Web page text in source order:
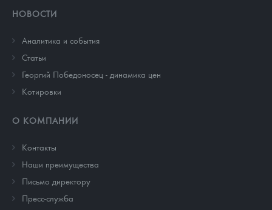
НОВОСТИ
Аналитика и события
Cтатьи
Георгий Победоносец - динамика цен
Котировки
О КОМПАНИИ
Контакты
Наши преимущества
Письмо директору
Пресс-служба